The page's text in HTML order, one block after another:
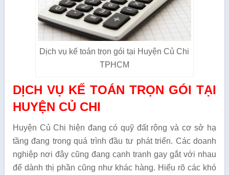
Dịch vụ kế toán trọn gói tại Huyện Củ Chi
TPHCM
DỊCH VỤ KẾ TOÁN TRỌN GÓI TẠI
HUYỆN CỦ CHI
Huyện Củ Chi hiện đang có quỹ đất rộng và cơ sở hạ
tầng đang trong quá trình đầu tư phát triển. Các doanh
nghiệp nơi đây cũng đang cạnh tranh gay gắt với nhau
để dành thị phần cũng như khác hàng. Hiểu rõ các khó